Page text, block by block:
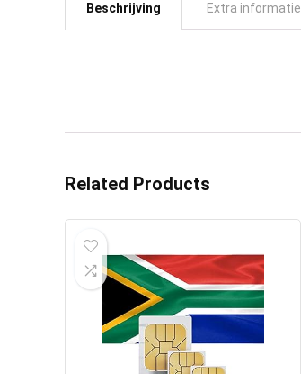
Beschrijving Extra informatie
Related Products